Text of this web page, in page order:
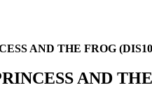
AND THE FROG
AND